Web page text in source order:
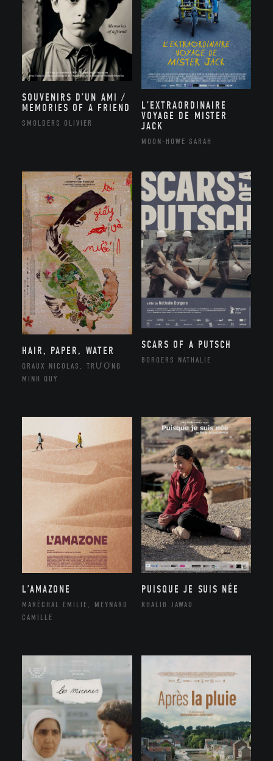
SOUVENIRS D’UN AMI /
MEMORIES OF A FRIEND
SMOLDERS OLIVIER
L’EXTRAORDINAIRE
VOYAGE DE MISTER
JACK
MOON-HOWE SARAH
HAIR, PAPER, WATER
GRAUX NICOLAS, TRƯƠNG
MINH QUÝ
SCARS OF A PUTSCH
BORGERS NATHALIE
L’AMAZONE
MARÉCHAL EMILIE, MEYNARD
CAMILLE
PUISQUE JE SUIS NÉE
RHALIB JAWAD